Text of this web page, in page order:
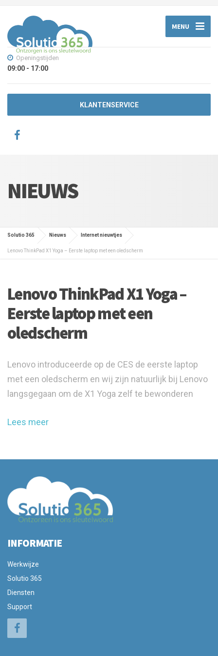
MENU
Openingstijden
09:00 - 17:00
KLANTENSERVICE
NIEUWS
Solutio 365 Nieuws Internet nieuwtjes
Lenovo ThinkPad X1 Yoga – Eerste laptop met een oledscherm
Lenovo ThinkPad X1 Yoga –
Eerste laptop met een
oledscherm
Lenovo introduceerde op de CES de eerste laptop
met een oledscherm en wij zijn natuurlijk bij Lenovo
langsgegaan om de X1 Yoga zelf te bewonderen
Lees meer
INFORMATIE
Werkwijze
Solutio 365
Diensten
Support